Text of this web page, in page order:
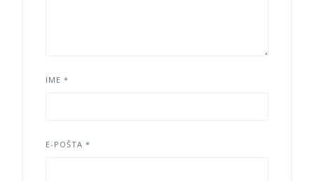
IME *
E-POŠTA *